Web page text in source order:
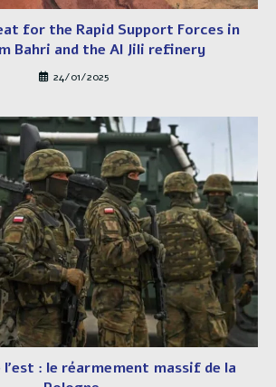
for the Rapid Support Forces in
Bahri and the Al Jili refinery
24/01/2025
: le réarmement massif de la